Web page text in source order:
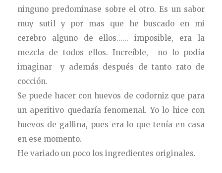
ninguno predominase sobre el otro. Es un sabor
muy sutil y por mas que he buscado en mi
cerebro alguno de ellos...... imposible, era la
mezcla de todos ellos. Increíble, no lo podía
imaginar y además después de tanto rato de
cocción.
Se puede hacer con huevos de codorniz que para
un aperitivo quedaría fenomenal. Yo lo hice con
huevos de gallina, pues era lo que tenía en casa
en ese momento.
He variado un poco los ingredientes originales.